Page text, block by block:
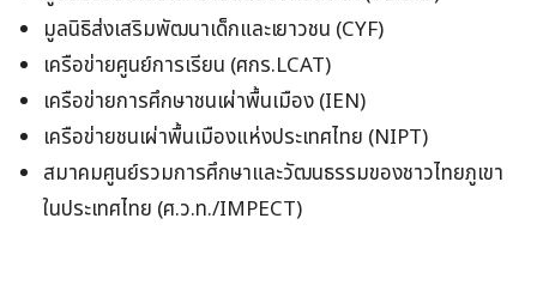
มูลนิธิส่งเสริมพัฒนาเด็กและเยาวชน (CYF)
เครือข่ายศูนย์การเรียน (ศกร.LCAT)
เครือข่ายการศึกษาชนเผ่าพื้นเมือง (IEN)
เครือข่ายชนเผ่าพื้นเมืองแห่งประเทศไทย (NIPT)
สมาคมศูนย์รวมการศึกษาและวัฒนธรรมของชาวไทยภูเขา
ในประเทศไทย (ศ.ว.ท./IMPECT)